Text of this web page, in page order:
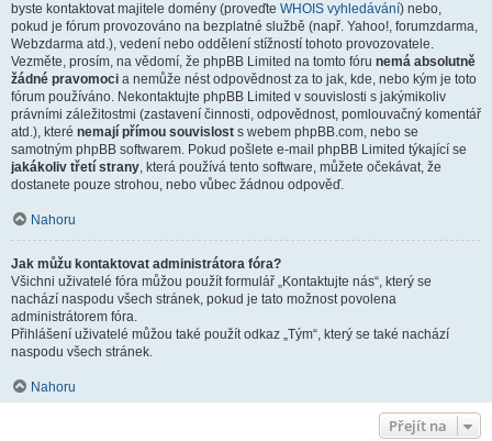
byste kontaktovat majitele domény (proveďte WHOIS vyhledávání) nebo,
pokud je fórum provozováno na bezplatné službě (např. Yahoo!, forumzdarma,
Webzdarma atd.), vedení nebo oddělení stížností tohoto provozovatele.
Vezměte, prosím, na vědomí, že phpBB Limited na tomto fóru nemá absolutně
žádné pravomoci a nemůže nést odpovědnost za to jak, kde, nebo kým je toto
fórum používáno. Nekontaktujte phpBB Limited v souvislosti s jakýmikoliv
právními záležitostmi (zastavení činnosti, odpovědnost, pomlouvačný komentář
atd.), které nemají přímou souvislost s webem phpBB.com, nebo se
samotným phpBB softwarem. Pokud pošlete e-mail phpBB Limited týkající se
jakákoliv třetí strany, která používá tento software, můžete očekávat, že
dostanete pouze strohou, nebo vůbec žádnou odpověď.
Nahoru
Jak můžu kontaktovat administrátora fóra?
Všichni uživatelé fóra můžou použít formulář „Kontaktujte nás“, který se
nachází naspodu všech stránek, pokud je tato možnost povolena
administrátorem fóra.
Přihlášení uživatelé můžou také použít odkaz „Tým“, který se také nachází
naspodu všech stránek.
Nahoru
Přejít na